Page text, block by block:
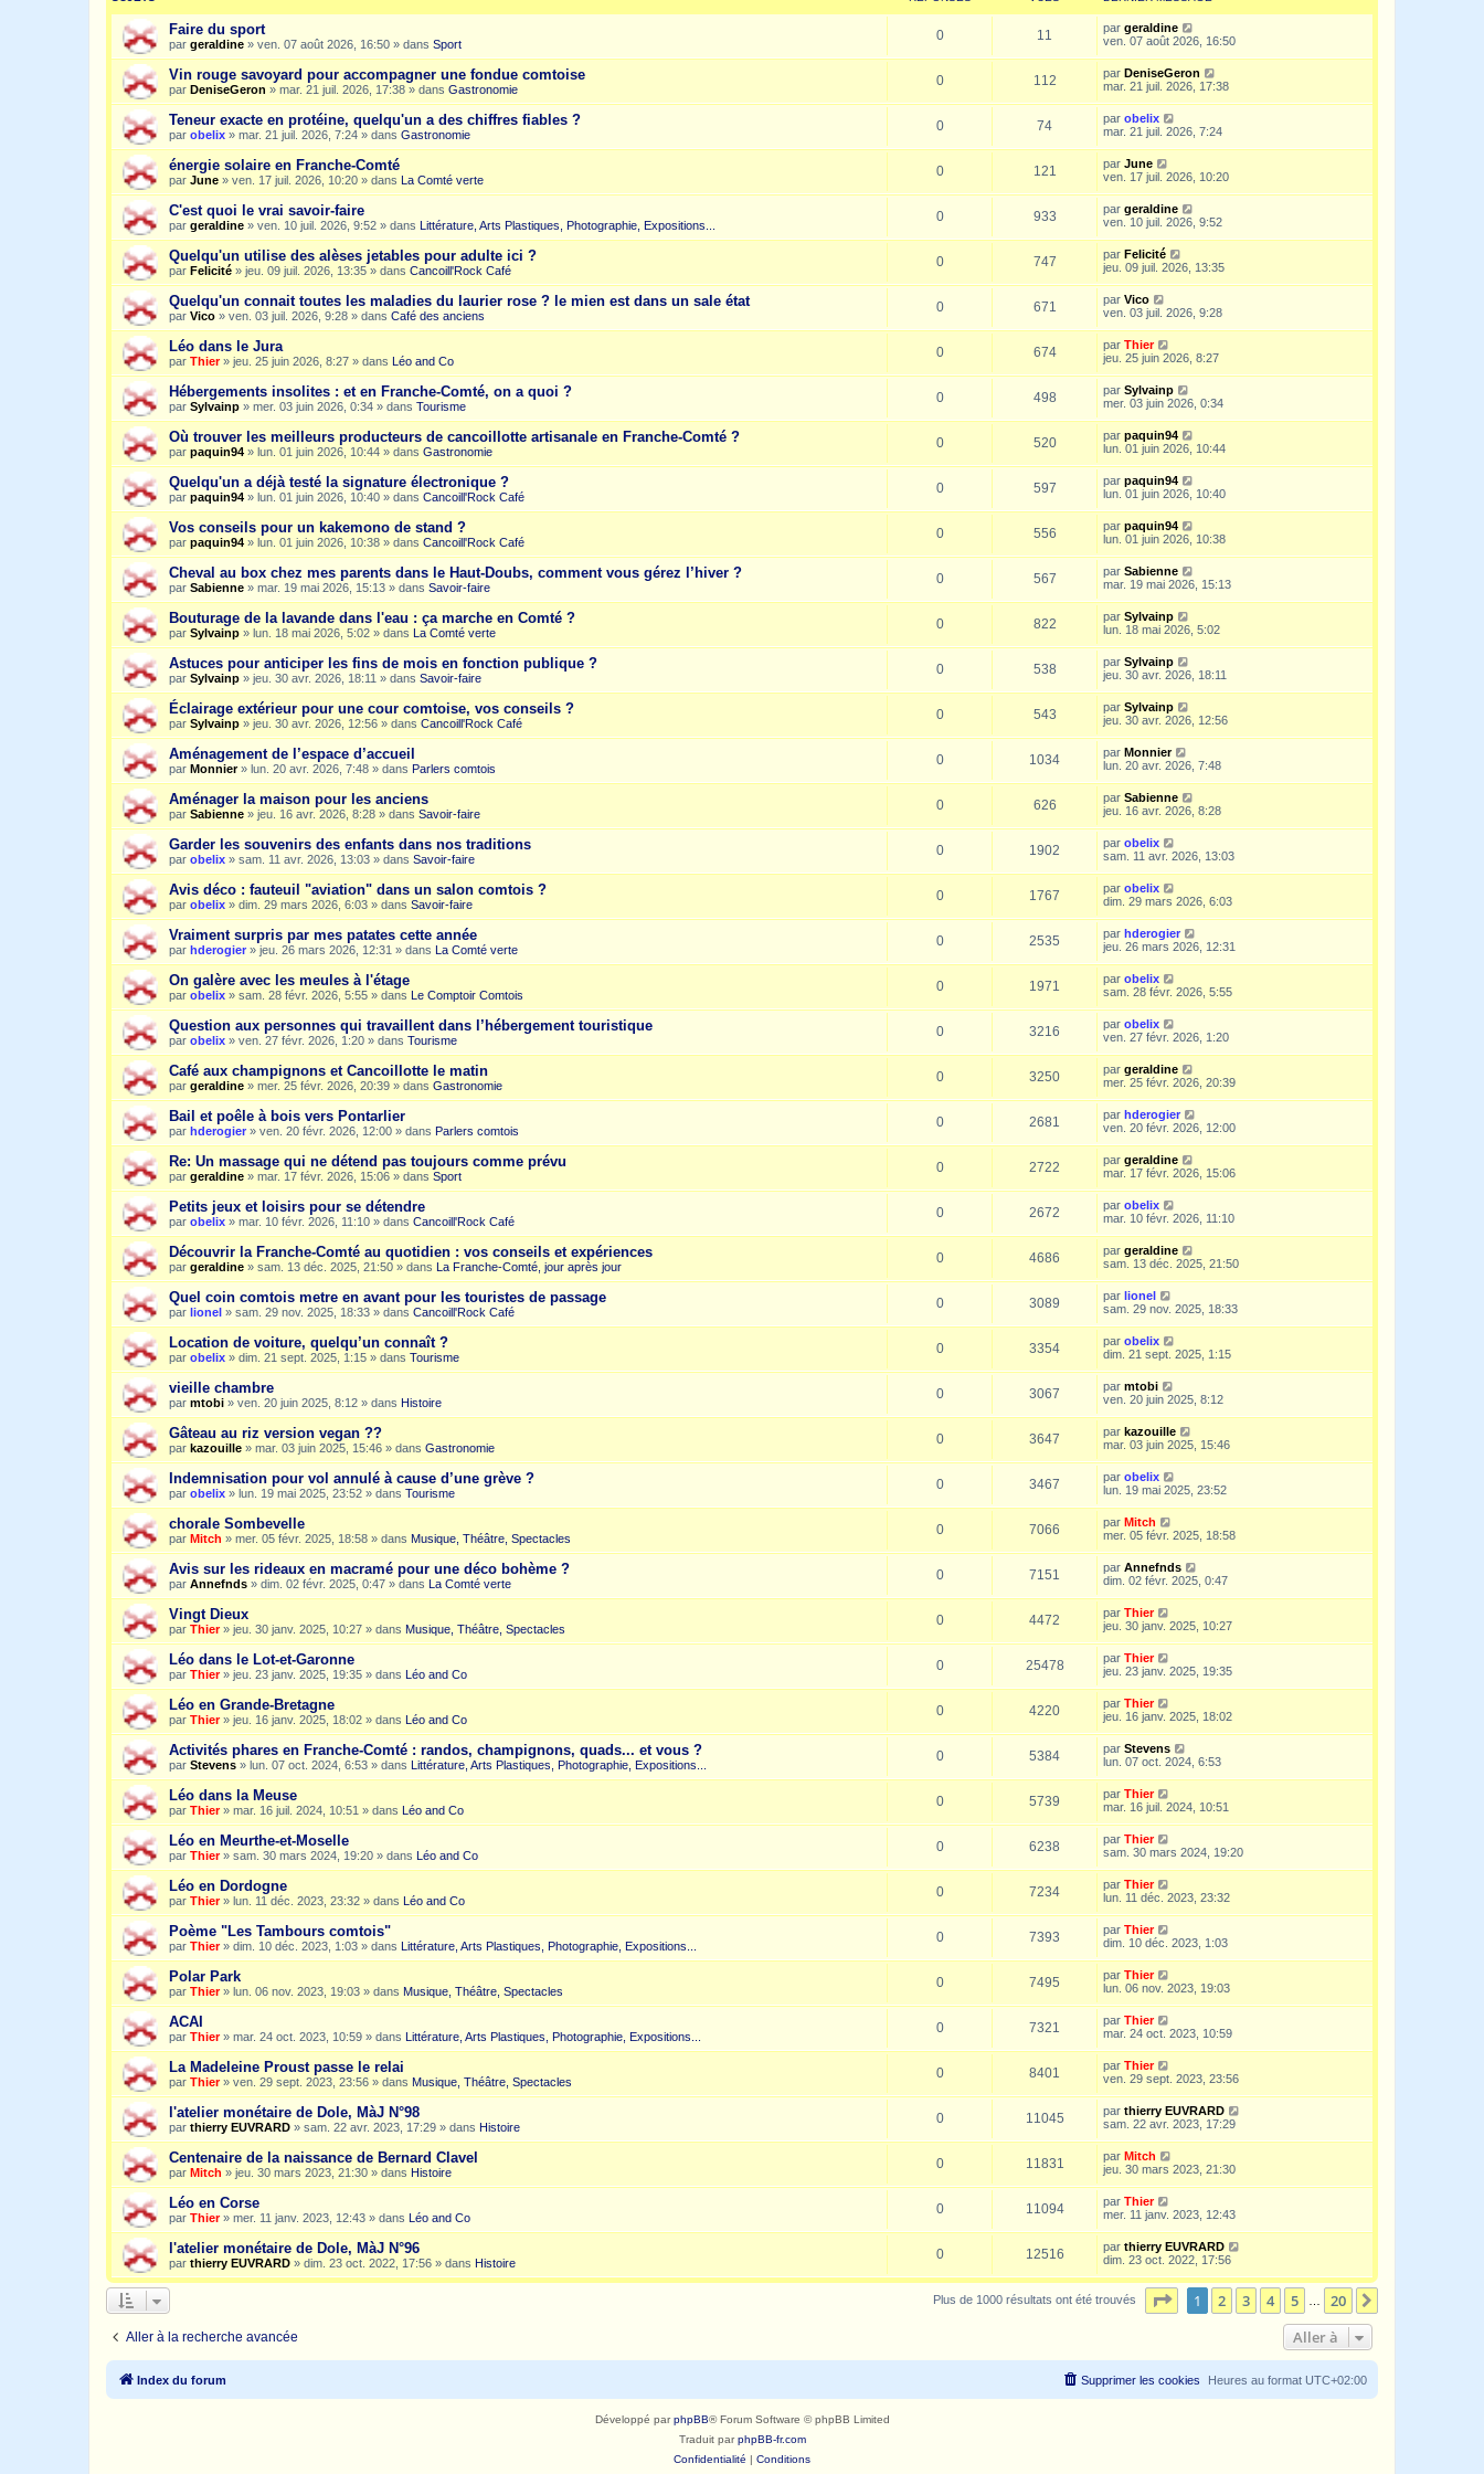
Faire du sport
par geraldine » ven. 07 août 2026, 16:50 » dans Sport
0 11 par geraldine
ven. 07 août 2026, 16:50
Vin rouge savoyard pour accompagner une fondue comtoise
par DeniseGeron » mar. 21 juil. 2026, 17:38 » dans Gastronomie
0 112 par DeniseGeron
mar. 21 juil. 2026, 17:38
Teneur exacte en protéine, quelqu'un a des chiffres fiables ?
par obelix » mar. 21 juil. 2026, 7:24 » dans Gastronomie
0 74 par obelix
mar. 21 juil. 2026, 7:24
énergie solaire en Franche-Comté
par June » ven. 17 juil. 2026, 10:20 » dans La Comté verte
0 121 par June
ven. 17 juil. 2026, 10:20
C'est quoi le vrai savoir-faire
par geraldine » ven. 10 juil. 2026, 9:52 » dans Littérature, Arts Plastiques, Photographie, Expositions...
0 933 par geraldine
ven. 10 juil. 2026, 9:52
Quelqu'un utilise des alèses jetables pour adulte ici ?
par Felicité » jeu. 09 juil. 2026, 13:35 » dans Cancoill'Rock Café
0 747 par Felicité
jeu. 09 juil. 2026, 13:35
Quelqu'un connait toutes les maladies du laurier rose ? le mien est dans un sale état
par Vico » ven. 03 juil. 2026, 9:28 » dans Café des anciens
0 671 par Vico
ven. 03 juil. 2026, 9:28
Léo dans le Jura
par Thier» jeu. 25 juin 2026, 8:27 » dans Léo and Co
0 674 par Thier
jeu. 25 juin 2026, 8:27
Hébergements insolites : et en Franche-Comté, on a quoi ?
par Sylvainp » mer. 03 juin 2026, 0:34 » dans Tourisme
0 498 par Sylvainp
mer. 03 juin 2026, 0:34
Où trouver les meilleurs producteurs de cancoillotte artisanale en Franche-Comté ?
par paquin94 » lun. 01 juin 2026, 10:44 » dans Gastronomie
0 520 par paquin94
lun. 01 juin 2026, 10:44
Quelqu'un a déjà testé la signature électronique ?
par paquin94 » lun. 01 juin 2026, 10:40 » dans Cancoill'Rock Café
0 597 par paquin94
lun. 01 juin 2026, 10:40
Vos conseils pour un kakemono de stand ?
par paquin94 » lun. 01 juin 2026, 10:38 » dans Cancoill'Rock Café
0 556 par paquin94
lun. 01 juin 2026, 10:38
Cheval au box chez mes parents dans le Haut-Doubs, comment vous gérez l’hiver ?
par Sabienne » mar. 19 mai 2026, 15:13 » dans Savoir-faire
0 567 par Sabienne
mar. 19 mai 2026, 15:13
Bouturage de la lavande dans l'eau : ça marche en Comté ?
par Sylvainp » lun. 18 mai 2026, 5:02 » dans La Comté verte
0 822 par Sylvainp
lun. 18 mai 2026, 5:02
Astuces pour anticiper les fins de mois en fonction publique ?
par Sylvainp » jeu. 30 avr. 2026, 18:11 » dans Savoir-faire
0 538 par Sylvainp
jeu. 30 avr. 2026, 18:11
Éclairage extérieur pour une cour comtoise, vos conseils ?
par Sylvainp » jeu. 30 avr. 2026, 12:56 » dans Cancoill'Rock Café
0 543 par Sylvainp
jeu. 30 avr. 2026, 12:56
Aménagement de l’espace d’accueil
par Monnier» lun. 20 avr. 2026, 7:48 » dans Parlers comtois
0 1034 par Monnier
lun. 20 avr. 2026, 7:48
Aménager la maison pour les anciens
par Sabienne » jeu. 16 avr. 2026, 8:28 » dans Savoir-faire
0 626 par Sabienne
jeu. 16 avr. 2026, 8:28
Garder les souvenirs des enfants dans nos traditions
par obelix » sam. 11 avr. 2026, 13:03 » dans Savoir-faire
0 1902 par obelix
sam. 11 avr. 2026, 13:03
Avis déco : fauteuil "aviation" dans un salon comtois ?
par obelix » dim. 29 mars 2026, 6:03 » dans Savoir-faire
0 1767 par obelix
dim. 29 mars 2026, 6:03
Vraiment surpris par mes patates cette année
par hderogier » jeu. 26 mars 2026, 12:31 » dans La Comté verte
0 2535 par hderogier
jeu. 26 mars 2026, 12:31
On galère avec les meules à l'étage
par obelix » sam. 28 févr. 2026, 5:55 » dans Le Comptoir Comtois
0 1971 par obelix
sam. 28 févr. 2026, 5:55
Question aux personnes qui travaillent dans l’hébergement touristique
par obelix » ven. 27 févr. 2026, 1:20 » dans Tourisme
0 3216 par obelix
ven. 27 févr. 2026, 1:20
Café aux champignons et Cancoillotte le matin
par geraldine » mer. 25 févr. 2026, 20:39 » dans Gastronomie
0 3250 par geraldine
mer. 25 févr. 2026, 20:39
Bail et poêle à bois vers Pontarlier
par hderogier » ven. 20 févr. 2026, 12:00 » dans Parlers comtois
0 2681 par hderogier
ven. 20 févr. 2026, 12:00
Re: Un massage qui ne détend pas toujours comme prévu
par geraldine » mar. 17 févr. 2026, 15:06 » dans Sport
0 2722 par geraldine
mar. 17 févr. 2026, 15:06
Petits jeux et loisirs pour se détendre
par obelix » mar. 10 févr. 2026, 11:10 » dans Cancoill'Rock Café
0 2672 par obelix
mar. 10 févr. 2026, 11:10
Découvrir la Franche-Comté au quotidien : vos conseils et expériences
par geraldine » sam. 13 déc. 2025, 21:50 » dans La Franche-Comté, jour après jour
0 4686 par geraldine
sam. 13 déc. 2025, 21:50
Quel coin comtois metre en avant pour les touristes de passage
par lionel » sam. 29 nov. 2025, 18:33 » dans Cancoill'Rock Café
0 3089 par lionel
sam. 29 nov. 2025, 18:33
Location de voiture, quelqu’un connaît ?
par obelix » dim. 21 sept. 2025, 1:15 » dans Tourisme
0 3354 par obelix
dim. 21 sept. 2025, 1:15
vieille chambre
par mtobi » ven. 20 juin 2025, 8:12 » dans Histoire
0 3067 par mtobi
ven. 20 juin 2025, 8:12
Gâteau au riz version vegan ??
par kazouille » mar. 03 juin 2025, 15:46 » dans Gastronomie
0 3647 par kazouille
mar. 03 juin 2025, 15:46
Indemnisation pour vol annulé à cause d’une grève ?
par obelix » lun. 19 mai 2025, 23:52 » dans Tourisme
0 3467 par obelix
lun. 19 mai 2025, 23:52
chorale Sombevelle
par Mitch » mer. 05 févr. 2025, 18:58 » dans Musique, Théâtre, Spectacles
0 7066 par Mitch
mer. 05 févr. 2025, 18:58
Avis sur les rideaux en macramé pour une déco bohème ?
par Annefnds » dim. 02 févr. 2025, 0:47 » dans La Comté verte
0 7151 par Annefnds
dim. 02 févr. 2025, 0:47
Vingt Dieux
par Thier» jeu. 30 janv. 2025, 10:27 » dans Musique, Théâtre, Spectacles
0 4472 par Thier
jeu. 30 janv. 2025, 10:27
Léo dans le Lot-et-Garonne
par Thier» jeu. 23 janv. 2025, 19:35 » dans Léo and Co
0 25478 par Thier
jeu. 23 janv. 2025, 19:35
Léo en Grande-Bretagne
par Thier» jeu. 16 janv. 2025, 18:02 » dans Léo and Co
0 4220 par Thier
jeu. 16 janv. 2025, 18:02
Activités phares en Franche-Comté : randos, champignons, quads... et vous ?
par Stevens » lun. 07 oct. 2024, 6:53 » dans Littérature, Arts Plastiques, Photographie, Expositions...
0 5384 par Stevens
lun. 07 oct. 2024, 6:53
Léo dans la Meuse
par Thier» mar. 16 juil. 2024, 10:51 » dans Léo and Co
0 5739 par Thier
mar. 16 juil. 2024, 10:51
Léo en Meurthe-et-Moselle
par Thier» sam. 30 mars 2024, 19:20 » dans Léo and Co
0 6238 par Thier
sam. 30 mars 2024, 19:20
Léo en Dordogne
par Thier» lun. 11 déc. 2023, 23:32 » dans Léo and Co
0 7234 par Thier
lun. 11 déc. 2023, 23:32
Poème "Les Tambours comtois"
par Thier» dim. 10 déc. 2023, 1:03 » dans Littérature, Arts Plastiques, Photographie, Expositions...
0 7393 par Thier
dim. 10 déc. 2023, 1:03
Polar Park
par Thier» lun. 06 nov. 2023, 19:03 » dans Musique, Théâtre, Spectacles
0 7495 par Thier
lun. 06 nov. 2023, 19:03
ACAI
par Thier» mar. 24 oct. 2023, 10:59 » dans Littérature, Arts Plastiques, Photographie, Expositions...
0 7321 par Thier
mar. 24 oct. 2023, 10:59
La Madeleine Proust passe le relai
par Thier» ven. 29 sept. 2023, 23:56 » dans Musique, Théâtre, Spectacles
0 8401 par Thier
ven. 29 sept. 2023, 23:56
l'atelier monétaire de Dole, MàJ N°98
par thierry EUVRARD » sam. 22 avr. 2023, 17:29 » dans Histoire
0 11045 par thierry EUVRARD
sam. 22 avr. 2023, 17:29
Centenaire de la naissance de Bernard Clavel
par Mitch » jeu. 30 mars 2023, 21:30 » dans Histoire
0 11831 par Mitch
jeu. 30 mars 2023, 21:30
Léo en Corse
par Thier» mer. 11 janv. 2023, 12:43 » dans Léo and Co
0 11094 par Thier
mer. 11 janv. 2023, 12:43
l'atelier monétaire de Dole, MàJ N°96
par thierry EUVRARD » dim. 23 oct. 2022, 17:56 » dans Histoire
0 12516 par thierry EUVRARD
dim. 23 oct. 2022, 17:56
Plus de 1000 résultats ont été trouvés Page sur20
1 2 3 4 5 20
Aller à la recherche avancée Aller à
Index du forum Heures au format UTC+02:00
Supprimer les cookies
Développé parphpBB® Forum Software © phpBB Limited
Traduit parphpBB-fr.com
Confidentialité | Conditions